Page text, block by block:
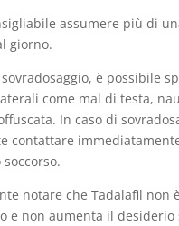
assumere più di
giorno.
è possibile
come mal di testa,
In caso di
contattare
notare che Tadalafil non
e non aumenta il desiderio